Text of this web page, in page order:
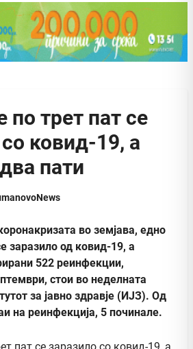
по трет пат се
ковид-19, а
пати
во земјава, едно
заразило од ковид-19, а
522 реинфекции,
стои во неделната
за јавно здравје (ИЈЗ). Од
на реинфекција, 5 починале.